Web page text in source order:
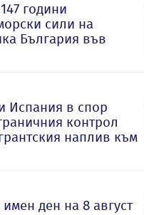
години
сили на
България във
Испания в спор
контрол
наплив към
ден на 8 август